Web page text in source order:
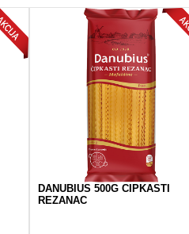
DANUBIUS 500G CIPKASTI
REZANAC